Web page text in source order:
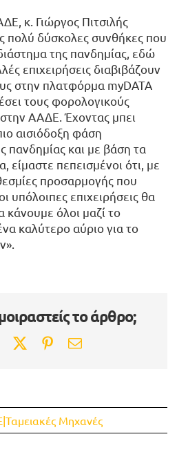
κ. Γιώργος Πιτσιλής
πολύ δύσκολες συνθήκες που
της πανδημίας, εδώ
επιχειρήσεις διαβιβάζουν
στην πλατφόρμα myDATA
τους φορολογικούς
ΑΑΔΕ. Έχοντας μπει
αισιόδοξη φάση
πανδημίας και με βάση τα
είμαστε πεπεισμένοι ότι, με
προσαρμογής που
υπόλοιπες επιχειρήσεις θα
κάνουμε όλοι μαζί το
καλύτερο αύριο για το
το άρθρο;
Facebook
TwitterPinterest
Email
Μηχανές